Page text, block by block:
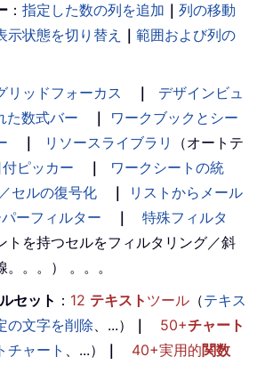
： 指定した数の列を追加 ｜ 列の移動
示状態を切り替え ｜ 範囲および列の
リッドフォーカス ｜
デザインビュ
た数式バー ｜
ワークブックとシー
｜ リソースライブラリ
（オートテ
付ピッカー ｜
ワークシートの統
セルの復号化 ｜
リストからメール
ーフィルター ｜
特殊フィルタ
トを持つセルをフィルタリング／斜
。。） 。。。
セット ： 12 テキスト ツール （テキス
の文字を削除、...） ｜ 50+チャート
チャート 、...） ｜ 40+実用的関数